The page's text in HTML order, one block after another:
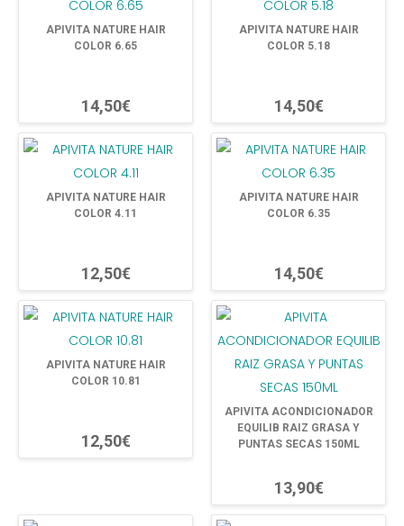
APIVITA NATURE HAIR
COLOR 6.65
14,50€
APIVITA NATURE HAIR
COLOR 5.18
14,50€
APIVITA NATURE HAIR
COLOR 4.11
12,50€
APIVITA NATURE HAIR
COLOR 6.35
14,50€
APIVITA NATURE HAIR
COLOR 10.81
12,50€
APIVITA ACONDICIONADOR
EQUILIB RAIZ GRASA Y
PUNTAS SECAS 150ML
13,90€